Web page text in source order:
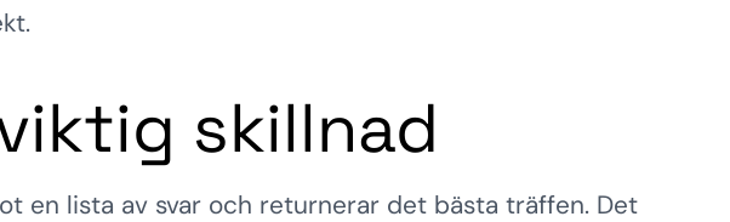
skillnad
en lista av svar och returnerar det bästa träffen. Det